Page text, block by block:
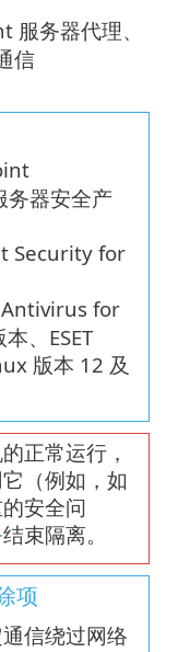
服务器代理、
信
器安全产
Security for
Antivirus for
、ESET
版本 12 及
正常运行，
（例如，如
安全问
结束隔离。
项
信绕过网络